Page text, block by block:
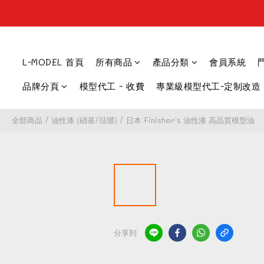
L-MODEL 首頁 所有商品 產品分類 會員系統
品牌分頁 模型代工 - 收費 專業級模型代工-定制改造
全部商品 / 油性漆 (硝基/琺瑯) / 日本 Finisher's 油性漆 高品質模型油
分享到